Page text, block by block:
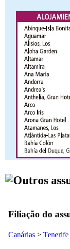
Filiação do
Canárias > Tenerife